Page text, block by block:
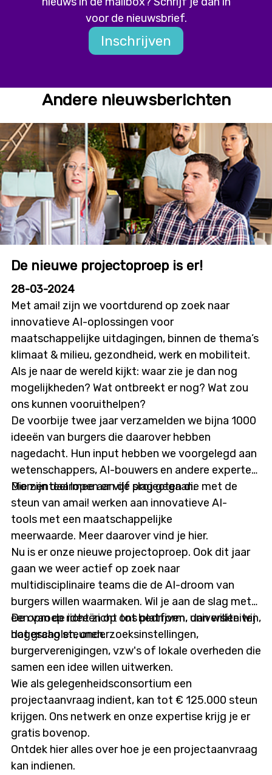
voor de nieuwsbrief.
Inschrijven
Andere nieuwsberichten
De nieuwe projectoproep is er!
28-03-2024
Met amai! zijn we voortdurend op zoek naar
innovatieve AI-oplossingen voor
maatschappelijke uitdagingen, binnen de thema’s
klimaat & milieu, gezondheid, werk en mobiliteit.
Als je naar de wereld kijkt: waar zie je dan nog
mogelijkheden? Wat ontbreekt er nog? Wat zou
ons kunnen vooruithelpen?
De voorbije twee jaar verzamelden we bijna 1000
ideeën van burgers die daarover hebben
nagedacht. Hun input hebben we voorgelegd aan
wetenschappers, AI-bouwers en andere experten.
Die zijn daarmee aan de slag gegaan.
Momenteel lopen er vijf projecten die met de
steun van amai! werken aan innovatieve AI-
tools met een maatschappelijke
meerwaarde. Meer daarover vind je hier.
Nu is er onze nieuwe projectoproep. Ook dit jaar
gaan we weer actief op zoek naar
multidisciplinaire teams die de AI-droom van
burgers willen waarmaken. Wil je aan de slag met
een van de ideeën op ons platform, dan willen wij
dat graag steunen.
De oproep richt zicht tot bedrijven, universiteiten,
hogescholen, onderzoeksinstellingen,
burgerverenigingen, vzw's of lokale overheden die
samen een idee willen uitwerken.
Wie als gelegenheidsconsortium een
projectaanvraag indient, kan tot € 125.000 steun
krijgen. Ons netwerk en onze expertise krijg je er
gratis bovenop.
Ontdek hier alles over hoe je een projectaanvraag
kan indienen.